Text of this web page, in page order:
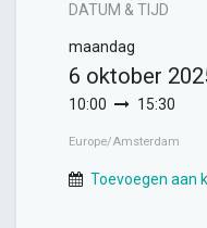
DATUM & TIJD
maandag
6 oktober
10:00 15:30
Europe/Amsterdam
Toevoegen aan